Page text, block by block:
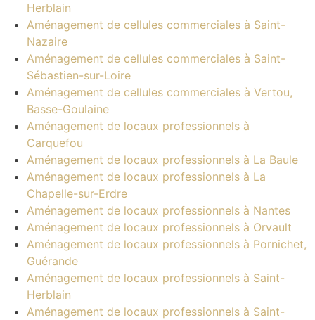
Herblain
Aménagement de cellules commerciales à Saint-
Nazaire
Aménagement de cellules commerciales à Saint-
Sébastien-sur-Loire
Aménagement de cellules commerciales à Vertou,
Basse-Goulaine
Aménagement de locaux professionnels à
Carquefou
Aménagement de locaux professionnels à La Baule
Aménagement de locaux professionnels à La
Chapelle-sur-Erdre
Aménagement de locaux professionnels à Nantes
Aménagement de locaux professionnels à Orvault
Aménagement de locaux professionnels à Pornichet,
Guérande
Aménagement de locaux professionnels à Saint-
Herblain
Aménagement de locaux professionnels à Saint-